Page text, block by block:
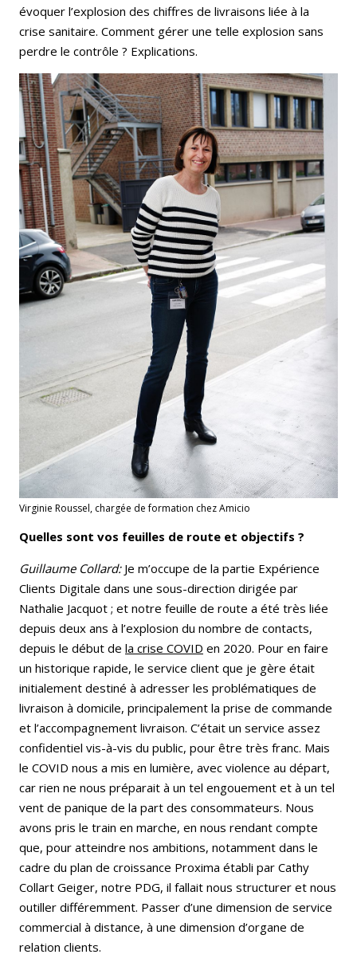
évoquer l’explosion des chiffres de livraisons liée à la
crise sanitaire. Comment gérer une telle explosion sans
perdre le contrôle ? Explications.
Virginie Roussel, chargée de formation chez Amicio
Quelles sont vos feuilles de route et objectifs ?
Guillaume Collard:Je m’occupe de la partie Expérience
Clients Digitale dans une sous-direction dirigée par
Nathalie Jacquot ; et notre feuille de route a été très liée
depuis deux ans à l’explosion du nombre de contacts,
depuis le début de la crise COVID en 2020. Pour en faire
un historique rapide, le service client que je gère était
initialement destiné à adresser les problématiques de
livraison à domicile, principalement la prise de commande
et l’accompagnement livraison. C’était un service assez
confidentiel vis-à-vis du public, pour être très franc. Mais
le COVID nous a mis en lumière, avec violence au départ,
car rien ne nous préparait à un tel engouement et à un tel
vent de panique de la part des consommateurs. Nous
avons pris le train en marche, en nous rendant compte
que, pour atteindre nos ambitions, notamment dans le
cadre du plan de croissance Proxima établi par Cathy
Collart Geiger, notre PDG, il fallait nous structurer et nous
outiller différemment. Passer d’une dimension de service
commercial à distance, à une dimension d’organe de
relation clients.